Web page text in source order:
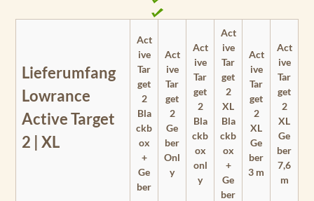
Lieferumfang
Lowrance
Active Target
2 | XL
Act
ive
Tar
get
2
Bla
ckb
ox
+
Ge
ber
Act
ive
Tar
get
2
Ge
ber
Onl
y
Act
ive
Tar
get
2
Bla
ckb
ox
onl
y
Act
ive
Tar
get
2
XL
Bla
ckb
ox
+
Ge
ber
Act
ive
Tar
get
2
XL
Ge
ber
3 m
Act
ive
Tar
get
2
XL
Ge
ber
7,6
m